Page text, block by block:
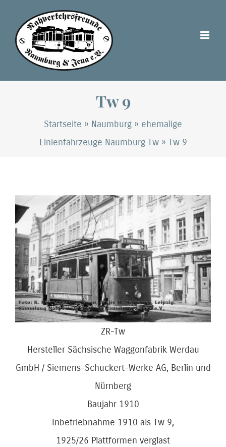
Inhalt
springen
Tw 9
Startseite » Naumburg » ehemalige
Linienfahrzeuge Naumburg Tw» Tw 9
Zeige
grösseres
Bild
ZR-Tw
Hersteller Sächsische Waggonfabrik Werdau
GmbH / Siemens-Schuckert-Werke AG, Berlin und
Nürnberg
Baujahr 1910
Inbetriebnahme 1910 als Tw 9,
1925/26 Plattformen verglast